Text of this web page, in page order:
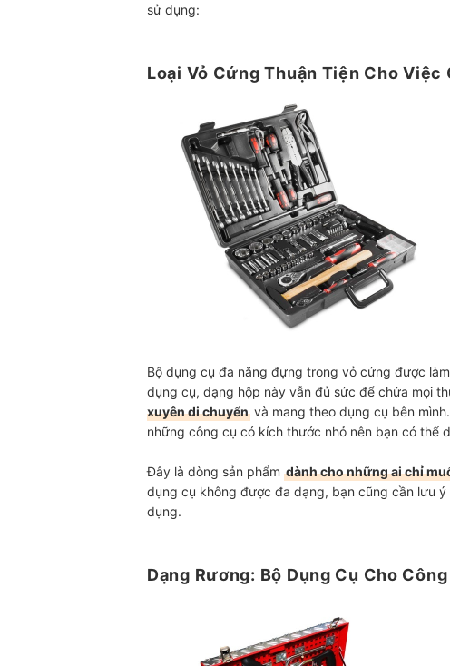
sử dụng:
Loại Vỏ Cứng Thuận Tiện Cho Việc
Bộ dụng cụ đa năng đựng trong vỏ cứng được
dụng cụ, dạng hộp này vẫn đủ sức để chứa mọi
xuyên di chuyển và mang theo dụng cụ bên
những công cụ có kích thước nhỏ nên bạn có thể
Đây là dòng sản phẩm dành cho những ai chỉ
dụng cụ không được đa dạng, bạn cũng cần lưu
dụng.
Dạng Rương: Bộ Dụng Cụ Cho